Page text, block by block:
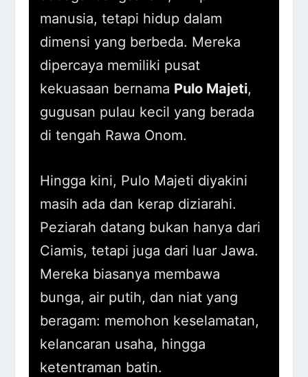
manusia, tetapi hidup dalam
dimensi yang berbeda. Mereka
dipercaya memiliki pusat
kekuasaan bernama Pulo Majeti,
gugusan pulau kecil yang berada
di tengah Rawa Onom.
Hingga kini, Pulo Majeti diyakini
masih ada dan kerap diziarahi.
Peziarah datang bukan hanya dari
Ciamis, tetapi juga dari luar Jawa.
Mereka biasanya membawa
bunga, air putih, dan niat yang
beragam: memohon keselamatan,
kelancaran usaha, hingga
ketentraman batin.